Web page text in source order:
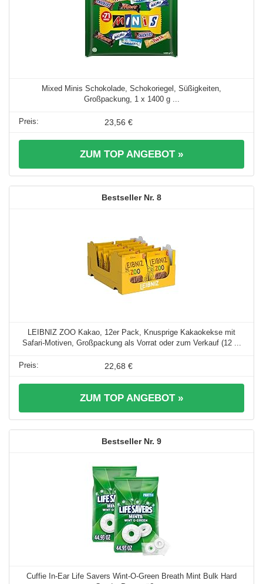
Mixed Minis Schokolade, Schokoriegel, Süßigkeiten,
Großpackung, 1 x 1400 g ...
23,56 €
ZUM TOP ANGEBOT »
8
LEIBNIZ ZOO Kakao, 12er Pack, Knusprige Kakaokekse mit
Safari-Motiven, Großpackung als Vorrat oder zum Verkauf (12 ...
22,68 €
ZUM TOP ANGEBOT »
9
Cuffie In-Ear Life Savers Wint-O-Green Breath Mint Bulk Hard